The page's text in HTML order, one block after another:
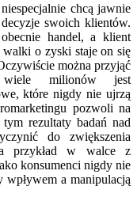
chcą jawnie
swoich klientów.
handel, a klient
o zyski staje on się
można przyjąć
wiele milionów jest
które nigdy nie ujrzą
pozwoli na
rezultaty badań nad
do zwiększenia
przykład w walce z
konsumenci nigdy nie
a manipulacją